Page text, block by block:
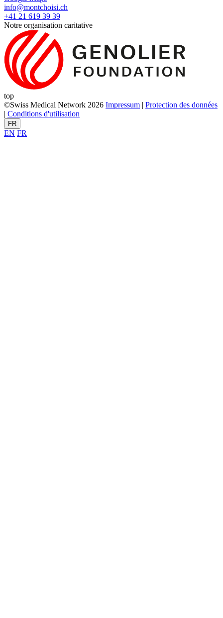
info@montchoisi.ch
+41 21 619 39 39
Notre organisation caritative
top
©Swiss Medical Network 2026 Impressum | Protection des données
| Conditions d'utilisation
FR
EN FR